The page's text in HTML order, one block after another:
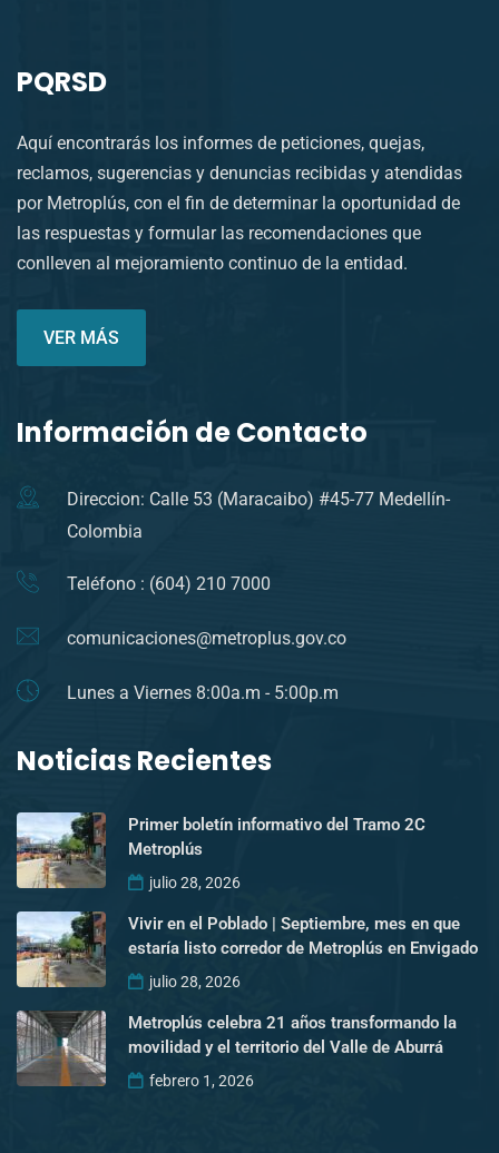
PQRSD
Aquí encontrarás los informes de peticiones, quejas,
reclamos, sugerencias y denuncias recibidas y atendidas
por Metroplús, con el fin de determinar la oportunidad de
las respuestas y formular las recomendaciones que
conlleven al mejoramiento continuo de la entidad.
VER MÁS
Información de Contacto
Direccion: Calle 53 (Maracaibo) #45-77 Medellín-
Colombia
Teléfono : (604) 210 7000
comunicaciones@metroplus.gov.co
Lunes a Viernes 8:00a.m - 5:00p.m
Noticias Recientes
Primer boletín informativo del Tramo 2C
Metroplús
julio 28, 2026
Vivir en el Poblado | Septiembre, mes en que
estaría listo corredor de Metroplús en Envigado
julio 28, 2026
Metroplús celebra 21 años transformando la
movilidad y el territorio del Valle de Aburrá
febrero 1, 2026